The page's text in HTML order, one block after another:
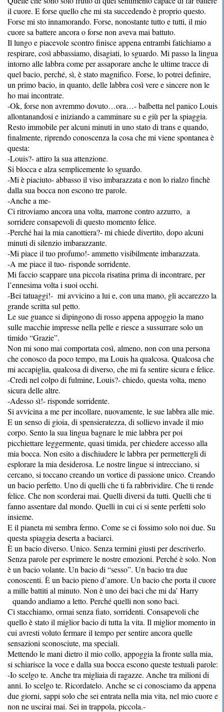
il cuore. E forse quello che mi sta succedendo è proprio questo.
Forse mi sto innamorando. Forse, nonostante tutto e tutti, il mio
cuore sa battere ancora o forse non aveva mai battuto.
Il lungo e piacevole scontro finisce appena entrambi fatichiamo a
respirare, così abbassiamo, disagiati, lo sguardo. Mi passo la lingua
intorno alle labbra come per assaporare anche le ultime tracce di
quel bacio, perché, sì, è stato magnifico. Forse, lo potrei definire,
un primo bacio, in quanto, delle labbra così vere e sincere non le
ho mai incontrate.
-Ok, forse non avremmo dovuto…ora…- balbetta nel panico Louis
allontanandosi e iniziando a camminare su e giù per la spiaggia.
Resto immobile per alcuni minuti in uno stato di trans e quando,
finalmente, riprendo conoscenza la cosa che mi viene spontanea è
questa:
-Louis?- attiro la sua attenzione.
Si blocca e alza semplicemente lo sguardo.
-Mi è piaciuto- abbasso il viso imbarazzata e non lo rialzo finchè
dalla sua bocca non escono tre parole.
-Anche a me-
Ci ritroviamo ancora una volta, marrone contro azzurro, a
sorridere consapevoli di questo momento felice.
-Perché hai la mia canottiera?- mi chiede divertito, dopo alcuni
minuti di silenzio imbarazzante.
-Mi piace il tuo profumo!- ammetto visibilmente imbarazzata.
-A me piace il tuo- risponde sorridente.
Mi faccio scappare una piccola risatina prima di incontrare, per
l’ennesima volta i suoi occhi.
-Bei tatuaggi!- mi avvicino a lui e, con una mano, gli accarezzo la
grande scritta sul petto.
Le sue guance si dipingono di rosso appena appoggio la mano
sulle macchie impresse nella pelle e riesce a sussurrare solo un
timido “Grazie”.
Non mi sono mai comportata così, almeno, non con una persona
che conosco da poco tempo, ma Louis ha qualcosa. Qualcosa che
mi accapiglia, qualcosa di diverso, che mi fa sentire sicura e felice.
-Credi nel colpo di fulmine, Louis?- chiedo, questa volta, meno
sicura delle altre.
-Adesso sì!- risponde sorridente.
Si avvicina a me per incollare, nuovamente, le sue labbra alle mie.
E un senso di gioia, di spensieratezza, di sollievo invade il mio
corpo. Sento la sua lingua bagnare le mie labbra per poi
picchiettare leggermente, quasi timida, per chiedere accesso alla
mia bocca. Non esito a dischiudere le labbra per permettergli di
esplorare la mia desiderosa. Le nostre lingue si intrecciano, si
cercano, si toccano creando un vortice di passione unico. Creando
un bacio perfetto. Uno di quelli che ti fa rabbrividire. Che ti rende
felice. Che non scorderai mai. Quelli diversi da tutti. Quelli che ti
fanno assentare dal mondo. Quelli in cui ci si sente perfetti solo
insieme.
E il pianeta mi sembra fermo. Come se ci fossimo solo noi due. Su
questa spiaggia deserta a baciarci.
È un bacio diverso. Unico. Senza termini giusti per descriverlo.
Senza parole per esprimere le nostre emozioni. Perché è solo. Non
è un bacio volante. Un bacio di “sesso”. Un bacio tra due
conoscenti. È un bacio pieno d’amore. Un bacio che porta il cuore
a mille battiti al minuto. Non è uno dei baci che mi da’ Harry
quando andiamo a letto. Perché quelli non sono baci.
Ci stacchiamo, ormai senza fiato, sorridenti. Consapevoli che
quello è stato il miglior bacio di tutta la vita. Il miglior momento in
cui avresti voluto fermare il tempo per sentire ancora quelle
sensazioni sconosciute, ma speciali.
Mettendo le mani dietro il mio collo, appoggia la fronte sulla mia,
si schiarisce la voce e dalla sua bocca escono queste testuali parole:
-Io scelgo te. Anche tra migliaia di ragazze. Anche tra milioni di
anni. Io scelgo te. Ricordatelo. Anche se ci conosciamo da appena
due giorni, sappi solo che sei entrata nella mia vita, nel mio cuore e
non ne uscirai mai. Sei in trappola, piccola.-